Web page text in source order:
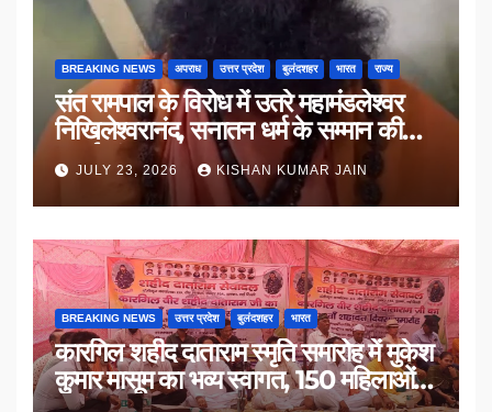
BREAKING NEWS अपराध उत्तर प्रदेश बुलंदशहर भारत राज्य
संत रामपाल के विरोध में उतरे महामंडलेश्वर
निखिलेश्वरानंद, सनातन धर्म के सम्मान की
उठाई मांग
JULY 23, 2026 KISHAN KUMAR JAIN
BREAKING NEWS उत्तर प्रदेश बुलंदशहर भारत
कारगिल शहीद दाताराम स्मृति समारोह में मुकेश
कुमार मासूम का भव्य स्वागत, 150 महिलाओं